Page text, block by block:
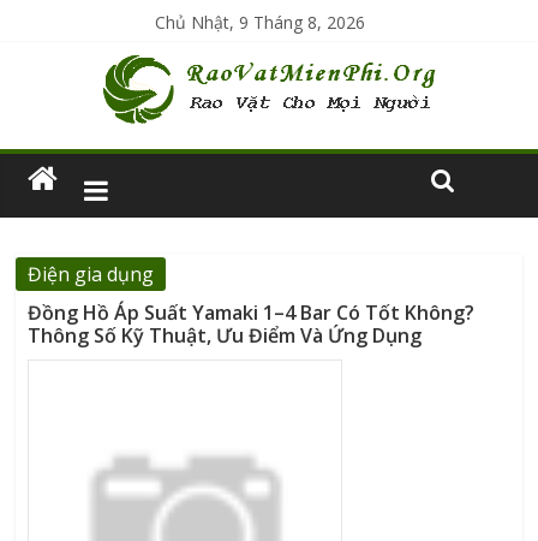
Chủ Nhật, 9 Tháng 8, 2026
Điện gia dụng
Đồng Hồ Áp Suất Yamaki 1–4 Bar Có Tốt Không?
Thông Số Kỹ Thuật, Ưu Điểm Và Ứng Dụng